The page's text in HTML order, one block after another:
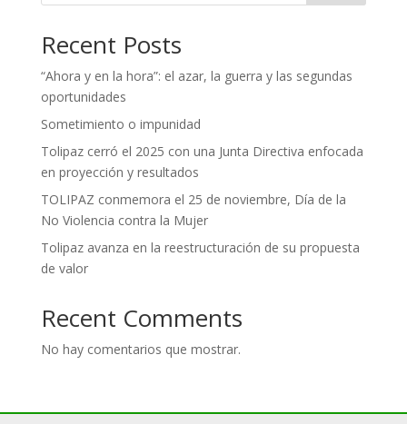
Recent Posts
“Ahora y en la hora”: el azar, la guerra y las segundas
oportunidades
Sometimiento o impunidad
Tolipaz cerró el 2025 con una Junta Directiva enfocada
en proyección y resultados
TOLIPAZ conmemora el 25 de noviembre, Día de la
No Violencia contra la Mujer
Tolipaz avanza en la reestructuración de su propuesta
de valor
Recent Comments
No hay comentarios que mostrar.